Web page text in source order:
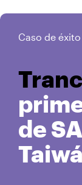
Caso de éxito
de